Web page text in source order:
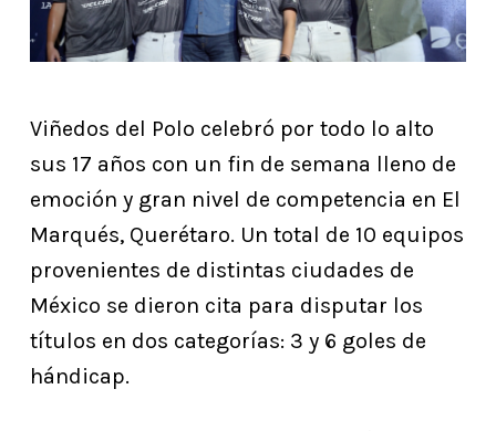
Viñedos del Polo celebró por todo lo alto
sus 17 años con un fin de semana lleno de
emoción y gran nivel de competencia en El
Marqués, Querétaro. Un total de 10 equipos
provenientes de distintas ciudades de
México se dieron cita para disputar los
títulos en dos categorías: 3 y 6 goles de
hándicap.